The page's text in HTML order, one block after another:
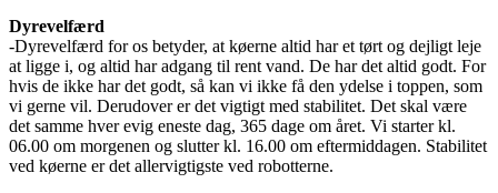
Dyrevelfærd
-Dyrevelfærd for os betyder, at køerne altid har et tørt og dejligt leje
at ligge i, og altid har adgang til rent vand. De har det altid godt. For
hvis de ikke har det godt, så kan vi ikke få den ydelse i toppen, som
vi gerne vil. Derudover er det vigtigt med stabilitet. Det skal være
det samme hver evig eneste dag, 365 dage om året. Vi starter kl.
06.00 om morgenen og slutter kl. 16.00 om eftermiddagen. Stabilitet
ved køerne er det allervigtigste ved robotterne.